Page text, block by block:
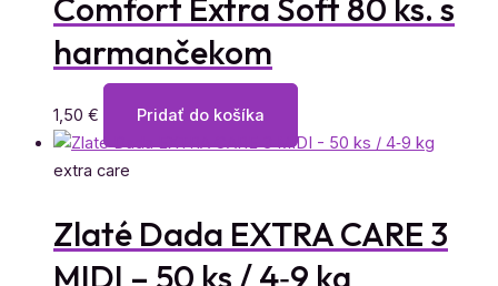
Comfort Extra Soft 80 ks. s
harmančekom
1,50 € Pridať do košíka
extra care
Zlaté Dada EXTRA CARE 3
MIDI – 50 ks / 4‑9 kg